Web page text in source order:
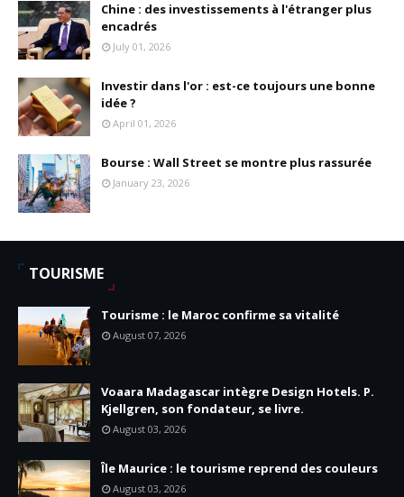
Chine : des investissements à l'étranger plus
encadrés
July 01, 2026
Investir dans l'or : est-ce toujours une bonne
idée ?
April 01, 2026
Bourse : Wall Street se montre plus rassurée
January 23, 2026
TOURISME
Tourisme : le Maroc confirme sa vitalité
August 07, 2026
Voaara Madagascar intègre Design Hotels. P.
Kjellgren, son fondateur, se livre.
August 03, 2026
Île Maurice : le tourisme reprend des couleurs
August 03, 2026